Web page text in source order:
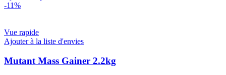
-11%
Vue rapide
Ajouter à la liste d'envies
Mutant Mass Gainer 2.2kg